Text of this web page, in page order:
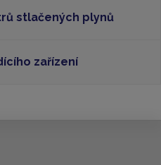
stlačených plynů
zařízení